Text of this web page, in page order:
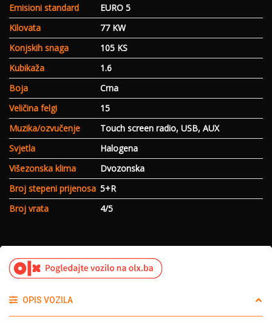
Emisioni standard
EURO 5
Kilovata
77 KW
Konjskih snaga
105 KS
Kubikaža
1.6
Boja
Crna
Veličina felgi
15
Muzika/ozvučenje
Touch screen radio, USB, AUX
Svjetla
Halogena
Višezonska klima
Dvozonska
Broj stepeni prijenosa 5+R
Broj vrata
4/5
OPIS VOZILA